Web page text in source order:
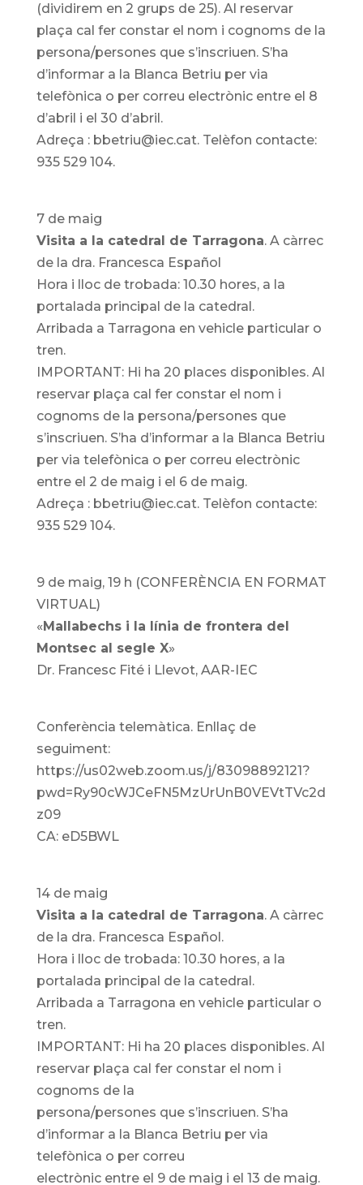
(dividirem en 2 grups de 25). Al reservar
plaça cal fer constar el nom i cognoms de la
persona/persones que s’inscriuen. S’ha
d’informar a la Blanca Betriu per via
telefònica o per correu electrònic entre el 8
d’abril i el 30 d’abril.
Adreça : bbetriu@iec.cat. Telèfon contacte:
935 529 104.
7 de maig
Visita a la catedral de Tarragona. A càrrec
de la dra. Francesca Español
Hora i lloc de trobada: 10.30 hores, a la
portalada principal de la catedral.
Arribada a Tarragona en vehicle particular o
tren.
IMPORTANT: Hi ha 20 places disponibles. Al
reservar plaça cal fer constar el nom i
cognoms de la persona/persones que
s’inscriuen. S’ha d’informar a la Blanca Betriu
per via telefònica o per correu electrònic
entre el 2 de maig i el 6 de maig.
Adreça : bbetriu@iec.cat. Telèfon contacte:
935 529 104.
9 de maig, 19 h (CONFERÈNCIA EN FORMAT
VIRTUAL)
«Mallabechs i la línia de frontera del
Montsec al segle X»
Dr. Francesc Fité i Llevot, AAR-IEC
Conferència telemàtica. Enllaç de
seguiment:
https://us02web.zoom.us/j/83098892121?
pwd=Ry90cWJCeFN5MzUrUnB0VEVtTVc2d
z09
CA: eD5BWL
14 de maig
Visita a la catedral de Tarragona. A càrrec
de la dra. Francesca Español.
Hora i lloc de trobada: 10.30 hores, a la
portalada principal de la catedral.
Arribada a Tarragona en vehicle particular o
tren.
IMPORTANT: Hi ha 20 places disponibles. Al
reservar plaça cal fer constar el nom i
cognoms de la
persona/persones que s’inscriuen. S’ha
d’informar a la Blanca Betriu per via
telefònica o per correu
electrònic entre el 9 de maig i el 13 de maig.